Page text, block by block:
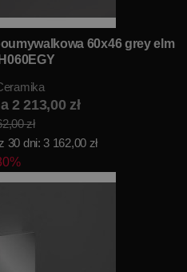
60x46 grey elm
2 213,00 zł
zł
30 dni: 3 162,00 zł